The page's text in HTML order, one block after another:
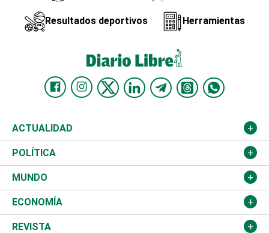
Resultados deportivos Herramientas
ACTUALIDAD
Nacional
Ciudad
Educación
Salud
POLÍTICA
Partidos
JCE
TSE
MUNDO
Estados Unidos
América Latina
ECONOMÍA
Finanzas
REVISTA